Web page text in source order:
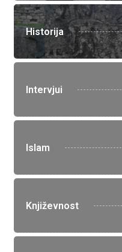
Historija
Intervjui
Islam
Književnost